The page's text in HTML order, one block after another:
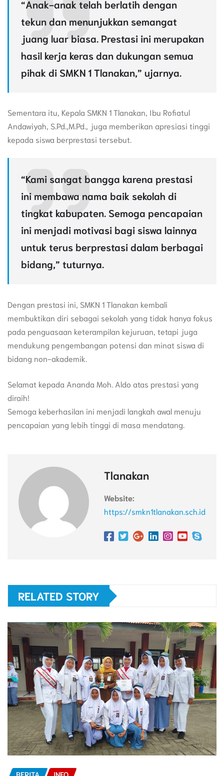
“Anak-anak telah berlatih dengan
tekun dan menunjukkan semangat
juang luar biasa. Prestasi ini merupakan
hasil kerja keras dan dukungan semua
pihak di SMKN 1 Tlanakan,” ujarnya.
Sementara itu, Kepala SMKN 1 Tlanakan, Ibu Rofiatul
Andawiyah, S.Pd.,M.Pd., juga memberikan apresiasi tinggi
kepada siswa berprestasi tersebut.
“Kami sangat bangga karena prestasi
ini membawa nama baik sekolah di
tingkat kabupaten. Semoga pencapaian
ini menjadi motivasi bagi siswa lainnya
untuk terus berprestasi dalam berbagai
bidang,” tuturnya.
Dengan prestasi ini, SMKN 1 Tlanakan kembali
membuktikan diri sebagai sekolah yang tidak hanya fokus
pada penguasaan keterampilan kejuruan, tetapi juga
mendukung pengembangan potensi dan minat siswa di
bidang non-akademik.
Selamat kepada Ananda Moh. Aldo atas prestasi yang
diraih!
Semoga keberhasilan ini menjadi langkah awal menuju
pencapaian yang lebih tinggi di masa mendatang.
Tlanakan
Website:
https://smkn1tlanakan.sch.id
RELATED STORY